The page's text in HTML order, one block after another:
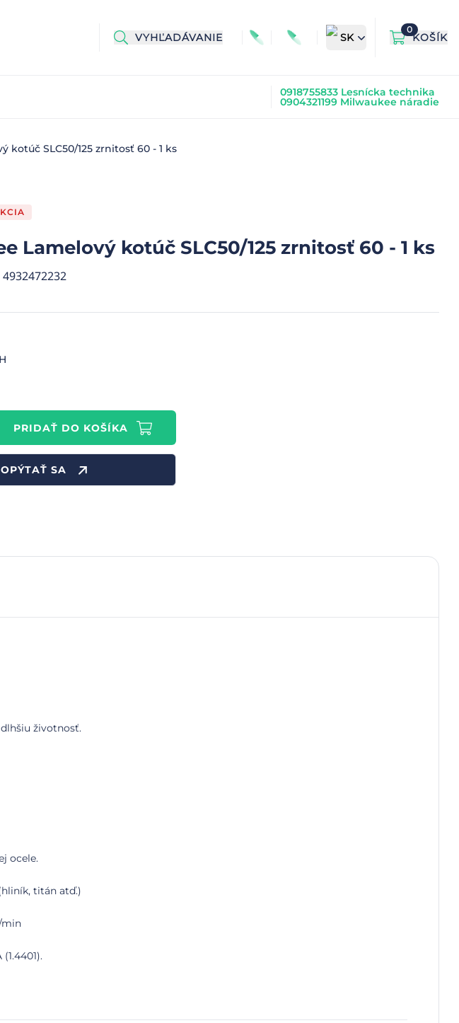
VYHĽADÁVANIE SK
0
KOŠÍK
0918755833 Lesnícka technika
0904321199 Milwaukee náradie
kotúč SLC50/125 zrnitosť 60 - 1 ks
Lamelový kotúč SLC50/125 zrnitosť 60 - 1 ks
4932472232
PRIDAŤ DO KOŠÍKA
OPÝTAŤ SA
životnosť.
ocele.
titán atď.)
min